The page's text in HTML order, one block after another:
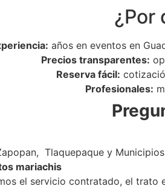
¿Por
años en eventos en
Precios transparentes:
Reserva fácil:
Profesionales:
Tlaquepaque y
mariachis
el servicio contratado, el trato